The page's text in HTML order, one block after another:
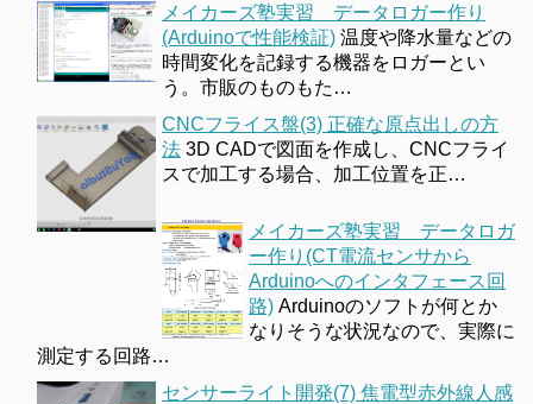
メイカーズ塾実習 データロガー作り
(Arduinoで性能検証) 温度や降水量などの
時間変化を記録する機器をロガーとい
う。市販のものもた…
CNCフライス盤(3) 正確な原点出しの方
法 3D CADで図面を作成し、CNCフライ
スで加工する場合、加工位置を正…
メイカーズ塾実習 データロガ
ー作り(CT電流センサから
Arduinoへのインタフェース回
路) Arduinoのソフトが何とか
なりそうな状況なので、実際に
測定する回路…
センサーライト開発(7) 焦電型赤外線人感